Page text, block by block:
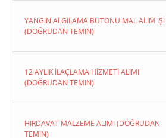
YANGIN ALGILAMA BUTONU MAL ALIM İŞİ
(DOĞRUDAN TEMIN)
12 AYLIK İLAÇLAMA HİZMETİ ALIMI
(DOĞRUDAN TEMIN)
HIRDAVAT MALZEME ALIMI (DOĞRUDAN
TEMIN)